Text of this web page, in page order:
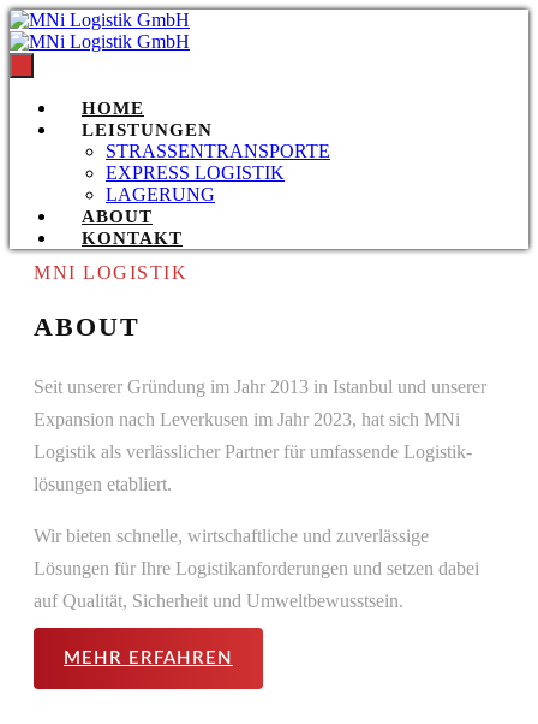
HOME
LEISTUNGEN
STRASSENTRANSPORTE
EXPRESS LOGISTIK
LAGERUNG
ABOUT
KONTAKT
MNI LOGISTIK
ABOUT
Seit unserer Gründung im Jahr 2013 in Istanbul und unserer
Expansion nach Leverkusen im Jahr 2023, hat sich MNi
Logistik als verlässlicher Partner für umfassende Logistik­­
lösungen etabliert.
Wir bieten schnelle, wirtschaftliche und zuverlässige
Lösungen für Ihre Logistik­­anforderungen und setzen dabei
auf Qualität, Sicherheit und Umwelt­­bewusstsein.
MEHR ERFAHREN